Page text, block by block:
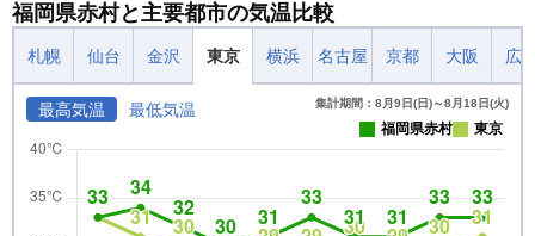
福岡県赤村と主要都市の気温比較
札幌 仙台 金沢 東京 横浜 名古屋 京都 大阪 広
最高気温 最低気温 集計期間：8月9日(日)～8月18日(火)
福岡県赤村 東京